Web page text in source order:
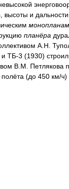
высоты и
планёра
А.Н.
ТБ-3 (1930)
В.М. Петлякова
(до 450 км/ч)